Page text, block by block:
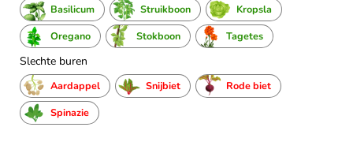
Basilicum Struikboon
Kropsla
Oregano
Stokboon Tagetes
Slechte buren
Aardappel Snijbiet
Rode biet
Spinazie